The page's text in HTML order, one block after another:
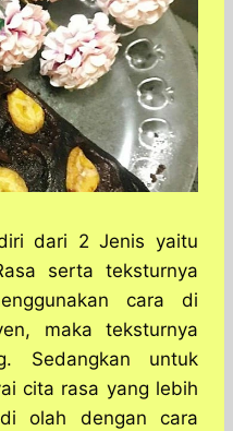
dari 2 Jenis yaitu
serta teksturnya
cara di
maka teksturnya
Sedangkan untuk
cita rasa yang lebih
olah dengan cara